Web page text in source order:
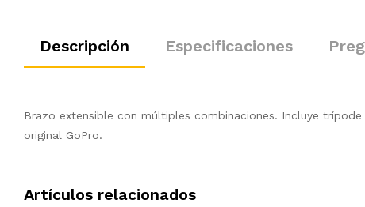
Descripción Especificaciones
Brazo extensible con múltiples combinaciones. Incluye
original GoPro.
Artículos relacionados